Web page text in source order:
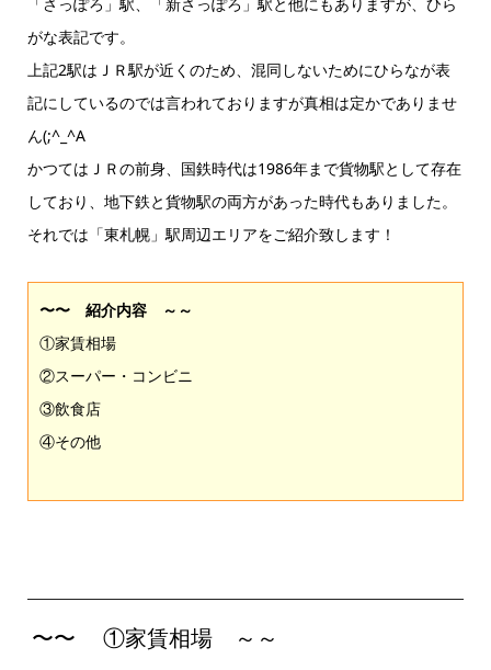
がな表記です。
上記2駅はＪＲ駅が近くのため、混同しないためにひらなが表
記にしているのでは言われておりますが真相は定かでありませ
ん(;^_^A
かつてはＪＲの前身、国鉄時代は1986年まで貨物駅として存在
しており、地下鉄と貨物駅の両方があった時代もありました。
それでは「東札幌」駅周辺エリアをご紹介致します！
〜〜 紹介内容 ～～
①家賃相場
②スーパー・コンビニ
③飲食店
④その他
〜〜 ①家賃相場 ～～